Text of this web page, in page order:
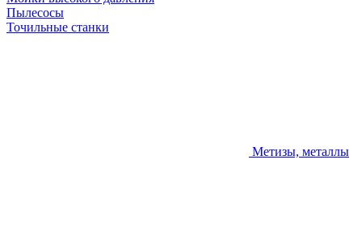
Пылесосы
Точильные станки
Метизы, металлы